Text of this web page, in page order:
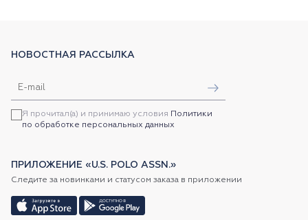
НОВОСТНАЯ РАССЫЛКА
Я прочитал(а) и принимаю условия Политики
по обработке персональных данных
ПРИЛОЖЕНИЕ «U.S. POLO ASSN.»
Следите за новинками и статусом заказа в приложении